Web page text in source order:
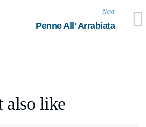
Next
Penne All' Arrabiata
also like